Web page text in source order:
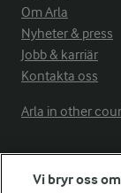
Om Arla
Nyheter & press
Jobb & karriär
Kontakta oss
Arla in other
Fler Arlasajter
Vi bryr oss